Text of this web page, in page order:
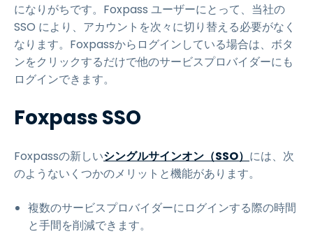
になりがちです。Foxpass ユーザーにとって、当社の
SSO により、アカウントを次々に切り替える必要がなく
なります。Foxpassからログインしている場合は、ボタ
ンをクリックするだけで他のサービスプロバイダーにも
ログインできます。
Foxpass SSO
Foxpassの新しいシングルサインオン（SSO） には、次
のようないくつかのメリットと機能があります。
複数のサービスプロバイダーにログインする際の時間
と手間を削減できます。